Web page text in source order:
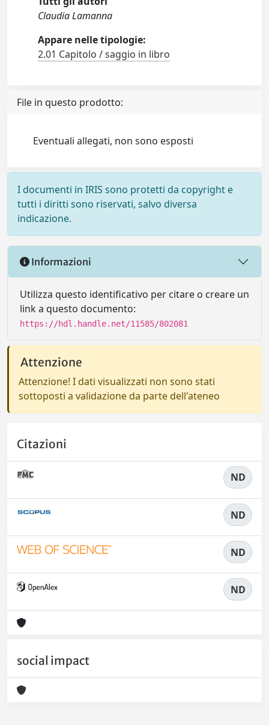
Claudia Lamanna
Appare nelle tipologie:
2.01 Capitolo / saggio in libro
File in questo prodotto:
Eventuali allegati, non sono esposti
I documenti in IRIS sono protetti da copyright e
tutti i diritti sono riservati, salvo diversa
indicazione.
Informazioni
Utilizza questo identificativo per citare o creare un
link a questo documento:
https://hdl.handle.net/11585/802081
Attenzione
Attenzione! I dati visualizzati non sono stati
sottoposti a validazione da parte dell'ateneo
Citazioni
ND
ND
ND
ND
social impact